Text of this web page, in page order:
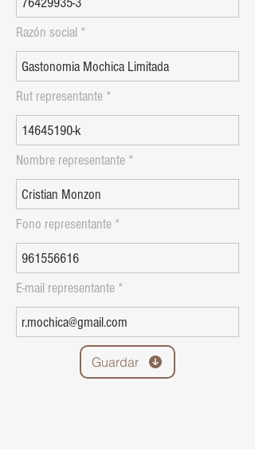
Razón social
Rut representante
Nombre representante
Fono representante
E-mail representante
Guardar